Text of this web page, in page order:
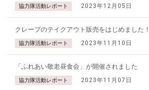
協力隊活動レポート 2023年12月05日
クレープのテイクアウト販売をはじめました！
協力隊活動レポート 2023年11月10日
「ふれあい敬老昼食会」が開催されました
協力隊活動レポート 2023年11月07日